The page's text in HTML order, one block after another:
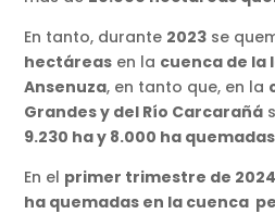
En tanto, durante 2023 se
hectáreas en la cuenca de la
Ansenuza, en tanto que, en la
Grandes y del Río Carcarañá
9.230 ha y 8.000 ha
En el primer trimestre de 2024
ha quemadas en la cuenca